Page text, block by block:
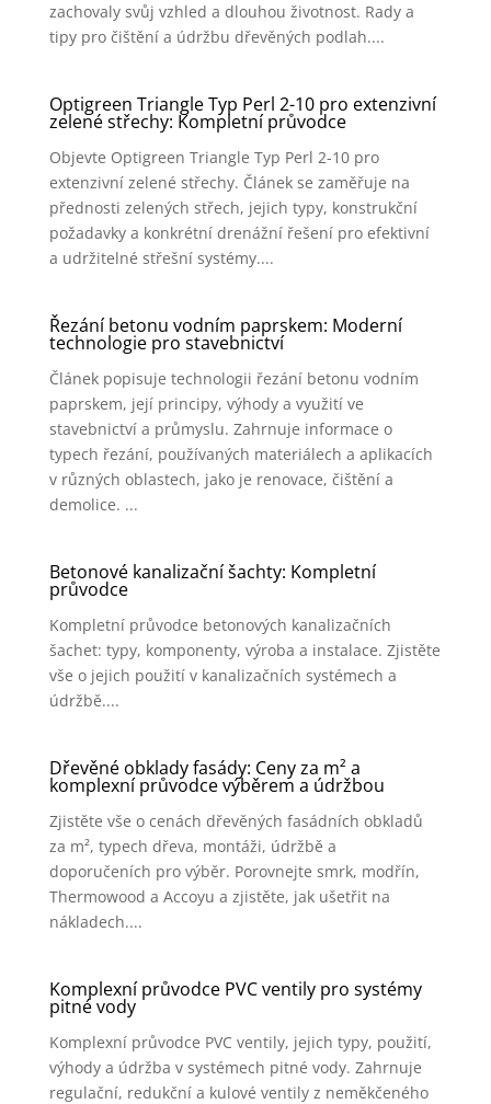
zachovaly svůj vzhled a dlouhou životnost. Rady a
tipy pro čištění a údržbu dřevěných podlah....
Optigreen Triangle Typ Perl 2-10 pro extenzivní
zelené střechy: Kompletní průvodce
Objevte Optigreen Triangle Typ Perl 2-10 pro
extenzivní zelené střechy. Článek se zaměřuje na
přednosti zelených střech, jejich typy, konstrukční
požadavky a konkrétní drenážní řešení pro efektivní
a udržitelné střešní systémy....
Řezání betonu vodním paprskem: Moderní
technologie pro stavebnictví
Článek popisuje technologii řezání betonu vodním
paprskem, její principy, výhody a využití ve
stavebnictví a průmyslu. Zahrnuje informace o
typech řezání, používaných materiálech a aplikacích
v různých oblastech, jako je renovace, čištění a
demolice. ...
Betonové kanalizační šachty: Kompletní
průvodce
Kompletní průvodce betonových kanalizačních
šachet: typy, komponenty, výroba a instalace. Zjistěte
vše o jejich použití v kanalizačních systémech a
údržbě....
Dřevěné obklady fasády: Ceny za m² a
komplexní průvodce výběrem a údržbou
Zjistěte vše o cenách dřevěných fasádních obkladů
za m², typech dřeva, montáži, údržbě a
doporučeních pro výběr. Porovnejte smrk, modřín,
Thermowood a Accoyu a zjistěte, jak ušetřit na
nákladech....
Komplexní průvodce PVC ventily pro systémy
pitné vody
Komplexní průvodce PVC ventily, jejich typy, použití,
výhody a údržba v systémech pitné vody. Zahrnuje
regulační, redukční a kulové ventily z neměkčeného